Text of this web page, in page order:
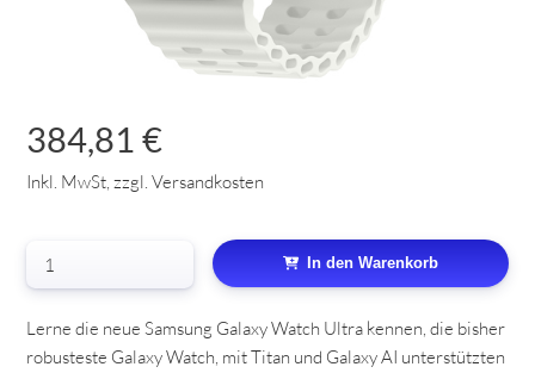
384,81 €
Inkl. MwSt, zzgl. Versandkosten
In den Warenkorb
Lerne die neue Samsung Galaxy Watch Ultra kennen, die bisher
robusteste Galaxy Watch, mit Titan und Galaxy AI unterstützten